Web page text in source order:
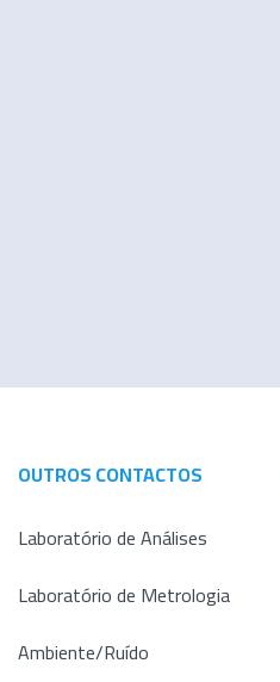
OUTROS CONTACTOS
Laboratório de Análises
Laboratório de Metrologia
Ambiente/Ruído